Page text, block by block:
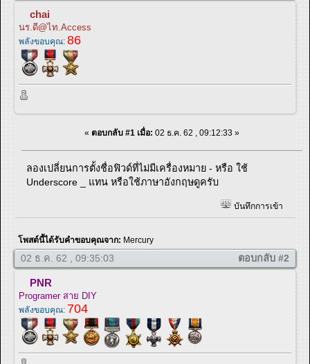
chai
นร.ดี@ไท.Access
พลังขอบคุณ: 86
« ตอบกลับ #1 เมื่อ: 02 ธ.ค. 62 , 09:12:33 »
ลองเปลี่ยนการตั้งชื่อฟิวด์ที่ไม่มีเครื่องหมาย - หรือ ใช้
Underscore _ แทน หรือใช้ภาษาอังกฤษดูครับ
บันทึกการเข้า
โพสต์นี้ได้รับคำขอบคุณจาก: Mercury
02 ธ.ค. 62 , 09:35:03 ตอบกลับ #2
PNR
Programer สาย DIY
พลังขอบคุณ: 704